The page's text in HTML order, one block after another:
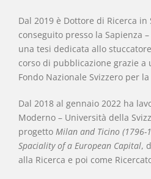
Dal 2019 è Dottore di Ricerca in
conseguito presso la Sapienza
una tesi dedicata allo
corso di pubblicazione grazie a
Fondo Nazionale Svizzero per
Dal 2018 al gennaio 2022 ha
Moderno – Università della
progetto Milan and Ticino (1796-
Spaciality of a European Capital,
alla Ricerca e poi come